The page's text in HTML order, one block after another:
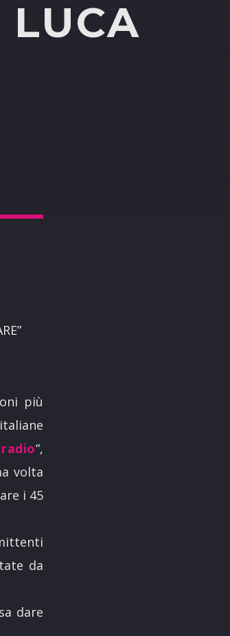
più
“,
volta
i 45
da
dare